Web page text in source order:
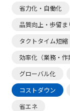
省力化・自働化
品質向上・歩留ま
タクトタイム短縮
効率化（業務・作
グローバル化
コストダウン
省エネ